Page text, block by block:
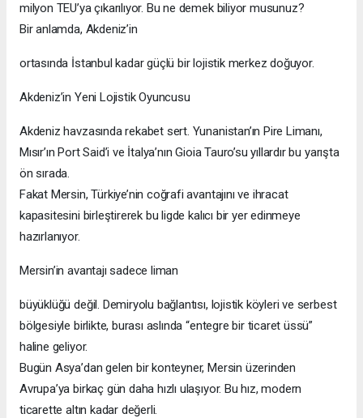
milyon TEU’ya çıkarılıyor. Bu ne demek biliyor musunuz?
Bir anlamda, Akdeniz’in
ortasında İstanbul kadar güçlü bir lojistik merkez doğuyor.
Akdeniz’in Yeni Lojistik Oyuncusu
Akdeniz havzasında rekabet sert. Yunanistan’ın Pire Limanı,
Mısır’ın Port Said’i ve İtalya’nın Gioia Tauro’su yıllardır bu yarışta
ön sırada.
Fakat Mersin, Türkiye’nin coğrafi avantajını ve ihracat
kapasitesini birleştirerek bu ligde kalıcı bir yer edinmeye
hazırlanıyor.
Mersin’in avantajı sadece liman
büyüklüğü değil. Demiryolu bağlantısı, lojistik köyleri ve serbest
bölgesiyle birlikte, burası aslında “entegre bir ticaret üssü”
haline geliyor.
Bugün Asya’dan gelen bir konteyner, Mersin üzerinden
Avrupa’ya birkaç gün daha hızlı ulaşıyor. Bu hız, modern
ticarette altın kadar değerli.